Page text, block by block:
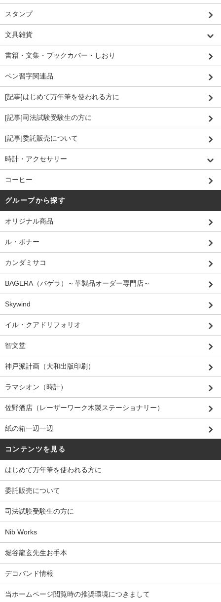
スタンプ
文具雑貨
書籍・文集・ブックカバー・しおり
ペン習字関連品
[記事]はじめて万年筆を使われる方に
[記事]司法試験受験生の方に
[記事]委託販売について
時計・アクセサリー
コーヒー
グループから探す
オリジナル商品
ル・ボナー
カンダミサコ
BAGERA（バゲラ）～革製品オーダー専門店～
Skywind
イル・クアドリフォリオ
智文堂
神戸派計画（大和出版印刷）
ラマシオン（時計）
佐野酒店（レーザーワーク木製ステーショナリー）
紙の箱一辺一辺
コンテンツを見る
はじめて万年筆を使われる方に
委託販売について
司法試験受験生の方に
Nib Works
堀谷龍玄先生お手本
デコバンド情報
当ホームページ閲覧時の推奨環境につきまして